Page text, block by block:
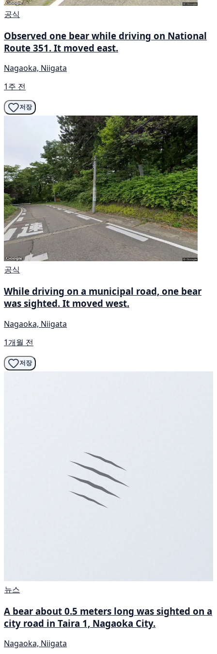
공식
Observed one bear while driving on National
Route 351. It moved east.
Nagaoka, Niigata
1주 전
저장
공식
While driving on a municipal road, one bear
was sighted. It moved west.
Nagaoka, Niigata
1개월 전
저장
뉴스
A bear about 0.5 meters long was sighted on a
city road in Taira 1, Nagaoka City.
Nagaoka, Niigata